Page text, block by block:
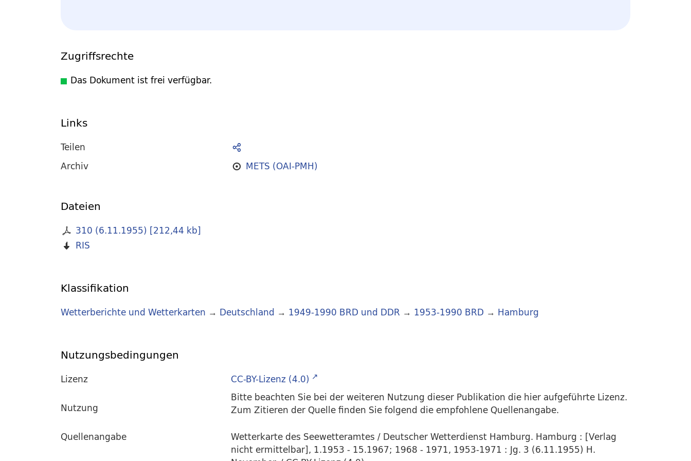
Zugriffsrechte
Das Dokument ist frei verfügbar.
Links
Teilen
Archiv
METS (OAI-PMH)
Dateien
310 (6.11.1955) [212,44 kb]
RIS
Klassifikation
Wetterberichte und Wetterkarten → Deutschland → 1949-1990 BRD und DDR → 1953-1990 BRD → Hamburg
Nutzungsbedingungen
Lizenz
CC-BY-Lizenz (4.0)
Nutzung
Bitte beachten Sie bei der weiteren Nutzung dieser Publikation die hier aufgeführte Lizenz.
Zum Zitieren der Quelle finden Sie folgend die empfohlene Quellenangabe.
Quellenangabe
Wetterkarte des Seewetteramtes / Deutscher Wetterdienst Hamburg. Hamburg : [Verlag
nicht ermittelbar], 1.1953 - 15.1967; 1968 - 1971, 1953-1971 : Jg. 3 (6.11.1955) H.